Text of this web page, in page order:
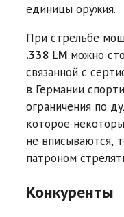
единицы оружия.
При стрельбе
.338 LM можно
связанной с
в Германии
ограничения по
которое
не вписываются,
патроном
Конкуренты